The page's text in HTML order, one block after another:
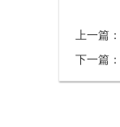
上一篇：
下一篇：